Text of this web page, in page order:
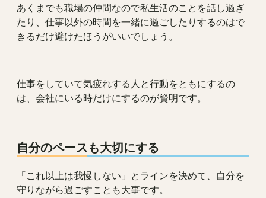
あくまでも職場の仲間なので私生活のことを話し過ぎ
たり、仕事以外の時間を一緒に過ごしたりするのはで
きるだけ避けたほうがいいでしょう。
仕事をしていて気疲れする人と行動をともにするの
は、会社にいる時だけにするのが賢明です。
自分のペースも大切にする
「これ以上は我慢しない」とラインを決めて、自分を
守りながら過ごすことも大事です。